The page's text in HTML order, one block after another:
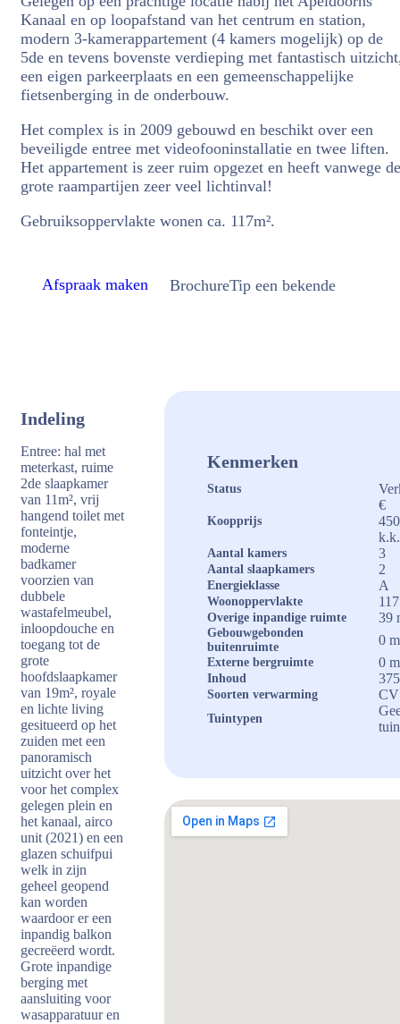
Kanaal en op loopafstand van het centrum en station,
modern 3-kamerappartement (4 kamers mogelijk) op de
5de en tevens bovenste verdieping met fantastisch
een eigen parkeerplaats en een gemeenschappelijke
fietsenberging in de onderbouw.
Het complex is in 2009 gebouwd en beschikt over een
beveiligde entree met videofooninstallatie en twee liften.
Het appartement is zeer ruim opgezet en heeft vanwege de
grote raampartijen zeer veel lichtinval!
Gebruiksoppervlakte wonen ca. 117m².
Afspraak maken BrochureTip een bekende
Indeling
Entree: hal met
meterkast, ruime
2de slaapkamer
van 11m², vrij
hangend toilet met
fonteintje,
moderne
badkamer
voorzien van
dubbele
wastafelmeubel,
inloopdouche en
toegang tot de
grote
hoofdslaapkamer
van 19m², royale
en lichte living
gesitueerd op het
zuiden met een
panoramisch
uitzicht over het
voor het complex
gelegen plein en
het kanaal, airco
unit (2021) en een
glazen schuifpui
welk in zijn
geheel geopend
kan worden
waardoor er een
inpandig balkon
gecreëerd wordt.
Grote inpandige
berging met
aansluiting voor
wasapparatuur en
Kenmerken
Status
Koopprijs
€
k.k.
Aantal kamers 3
Aantal slaapkamers 2
Energieklasse A
Woonoppervlakte
Overige inpandige ruimte 39
Gebouwgebonden
buitenruimte
0
Externe bergruimte 0
Inhoud
Soorten verwarming
Tuintypen
tuin